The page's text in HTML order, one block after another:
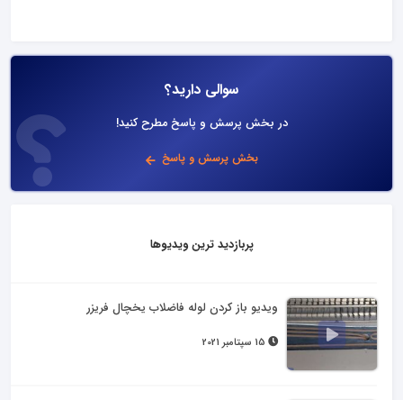
سوالی دارید؟
در بخش پرسش و پاسخ مطرح کنید!
بخش پرسش و پاسخ
پربازدید ترین ویدیوها
ویدیو باز کردن لوله فاضلاب یخچال فریزر